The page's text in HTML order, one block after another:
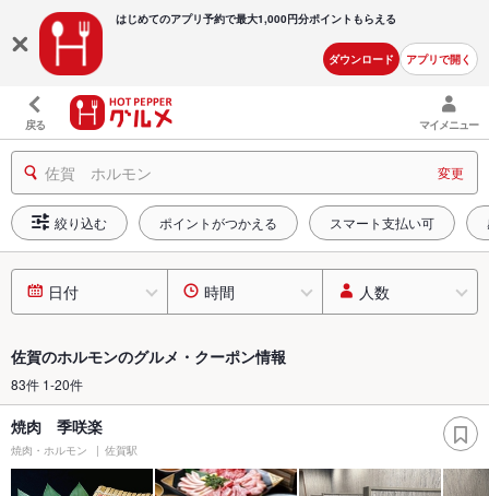
はじめてのアプリ予約で最大1,000円分ポイントもらえる
ダウンロード アプリで開く
戻る マイメニュー
佐賀 ホルモン 変更
絞り込む ポイントがつかえる スマート支払い可
日付 時間 人数
佐賀のホルモンのグルメ・クーポン情報
83件 1-20件
焼肉 季咲楽
焼肉・ホルモン 佐賀駅